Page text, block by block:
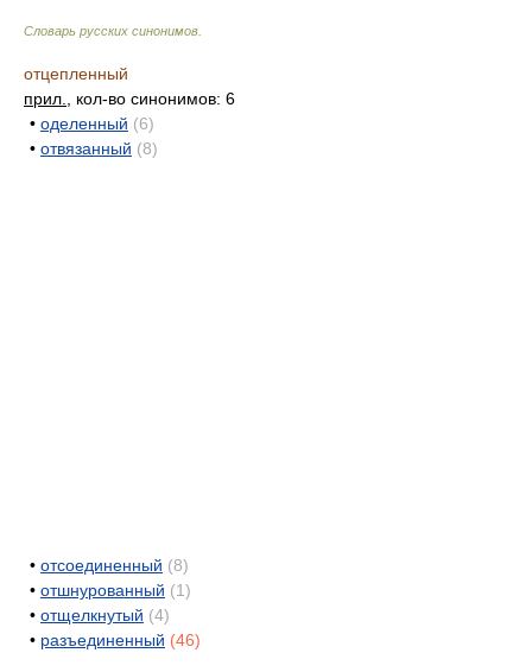
Словарь русских синонимов
отцепленный
прил.
, кол-во синонимов: 6
• оделенный (6)
• отвязанный (8)
• отсоединенный (8)
• отшнурованный (1)
• отщелкнутый (4)
• разъединенный (46)